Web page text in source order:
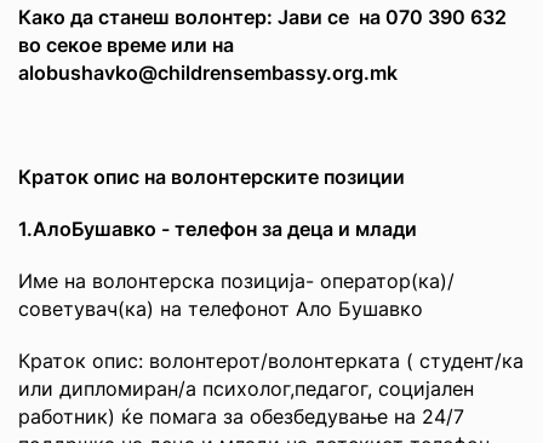
Како да станеш волонтер: Јави се на 070 390 632
во секое време или на
alobushavko@childrensembassy.org.mk
Краток опис на волонтерските позиции
1.АлоБушавко - телефон за деца и млади
Име на волонтерска позиција- оператор(ка)/
советувач(ка) на телефонот Ало Бушавко
Краток опис: волонтерот/волонтерката ( студент/ка
или дипломиран/а психолог,педагог, социјален
работник) ќе помага за обезбедување на 24/7